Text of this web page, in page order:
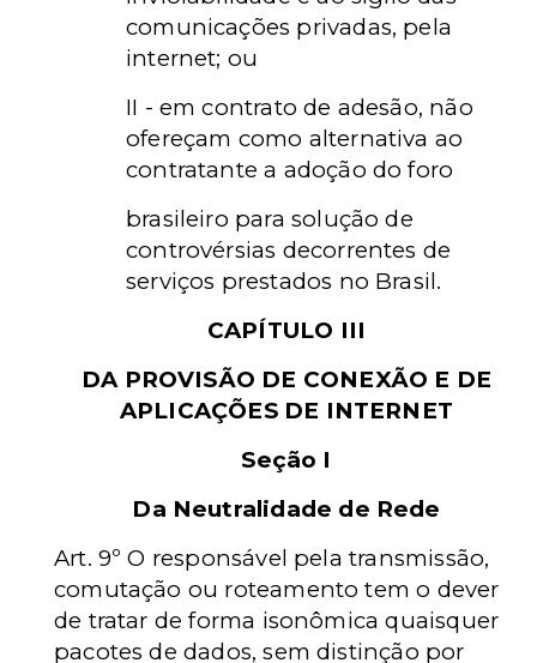
comunicações privadas, pela
internet; ou
II - em contrato de adesão, não
ofereçam como alternativa ao
contratante a adoção do foro
brasileiro para solução de
controvérsias decorrentes de
serviços prestados no Brasil.
CAPÍTULO III
DA PROVISÃO DE CONEXÃO E DE
APLICAÇÕES DE INTERNET
Seção I
Da Neutralidade de Rede
Art. 9º O responsável pela transmissão,
comutação ou roteamento tem o dever
de tratar de forma isonômica quaisquer
pacotes de dados, sem distinção por